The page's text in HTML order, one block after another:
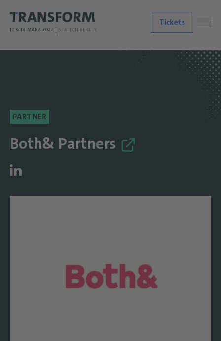
17. & 18. MÄRZ 2027 STATION BERLIN
Tickets
PARTNER
Both& Partners